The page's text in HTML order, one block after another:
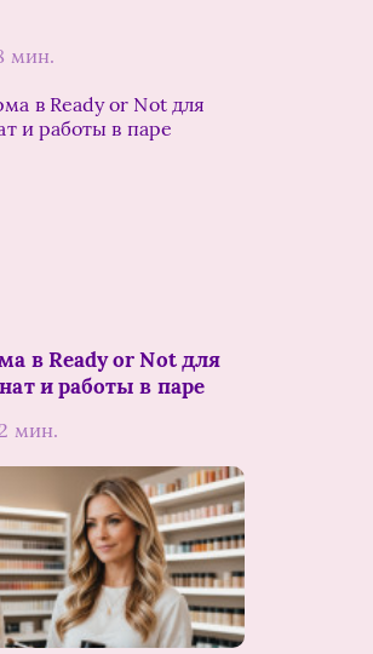
мин.
в Ready or Not для
и работы в паре
2 мин.